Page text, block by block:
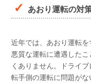
あおり運転の対
近年では、あおり運転を
悪質な運転に遭遇した
くありません。ドライ
転手側の運転に問題がな